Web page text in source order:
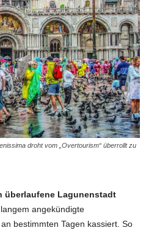
droht vom „Overtourism“ überrollt zu
überlaufene Lagunenstadt
angekündigte
bestimmten Tagen kassiert. So